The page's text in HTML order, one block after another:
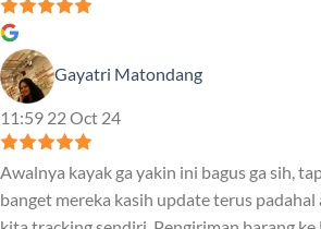
Gayatri Matondang
11:59 22 Oct 24
Awalnya kayak ga yakin ini bagus ga sih,
banget mereka kasih update terus